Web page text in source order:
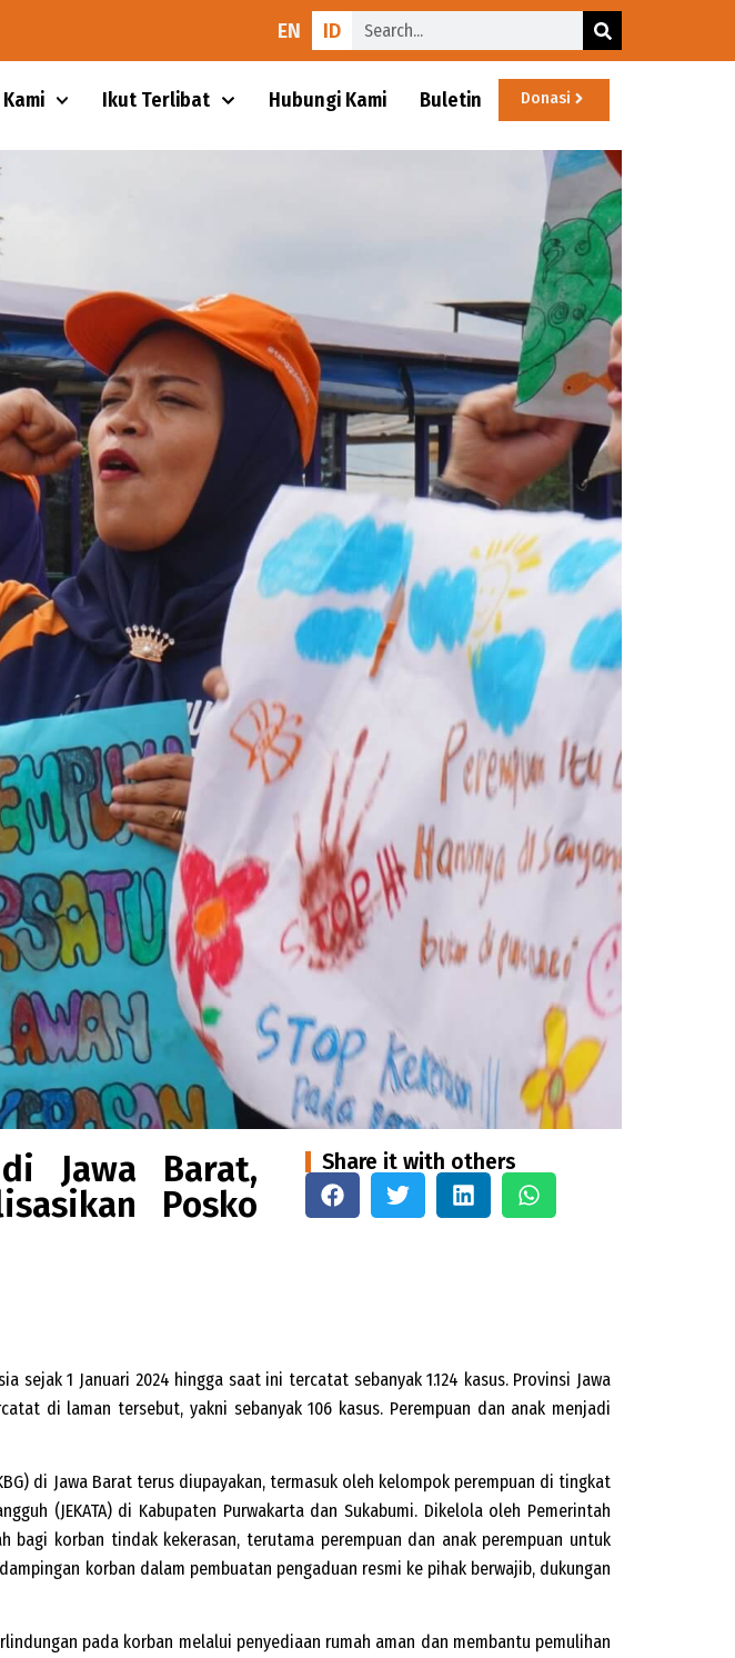
EN ID
Ikut Terlibat Hubungi Kami Buletin Donasi
Jawa Barat,
Posko
Share it with others
1 Januari 2024 hingga saat ini tercatat sebanyak 1.124 kasus. Provinsi Jawa
di laman tersebut, yakni sebanyak 106 kasus. Perempuan dan anak menjadi
di Jawa Barat terus diupayakan, termasuk oleh kelompok perempuan di tingkat
(JEKATA) di Kabupaten Purwakarta dan Sukabumi. Dikelola oleh Pemerintah
bagi korban tindak kekerasan, terutama perempuan dan anak perempuan untuk
korban dalam pembuatan pengaduan resmi ke pihak berwajib, dukungan
pada korban melalui penyediaan rumah aman dan membantu pemulihan